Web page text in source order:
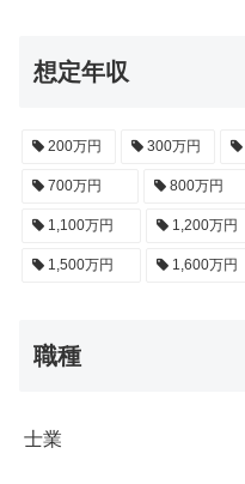
想定年収
200万円 300万円
700万円 800万円
1,100万円 1,200万円
1,500万円 1,600万円
職種
士業